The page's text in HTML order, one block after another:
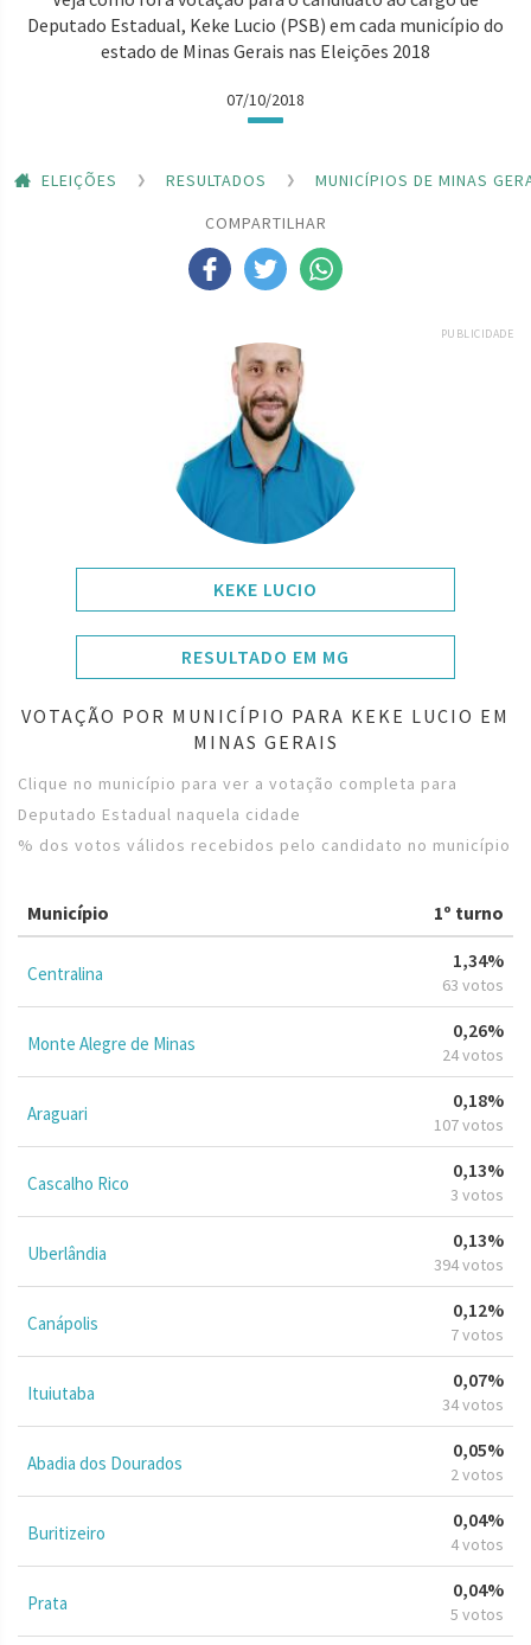
Deputado Estadual, Keke Lucio (PSB) em cada município do
estado de Minas Gerais nas Eleições 2018
07/10/2018
ELEIÇÕES RESULTADOS
MUNICÍPIOS DE MINAS
COMPARTILHAR
PUBLICIDADE
KEKE LUCIO
RESULTADO EM MG
VOTAÇÃO POR MUNICÍPIO PARA KEKE LUCIO EM
MINAS GERAIS
Clique no município para ver a votação completa para
Deputado Estadual naquela cidade
% dos votos válidos recebidos pelo candidato no município
Município 1º turno
Centralina
1,34%
63 votos
Monte Alegre de Minas
0,26%
24 votos
Araguari
0,18%
107 votos
Cascalho Rico
0,13%
3 votos
Uberlândia
0,13%
394 votos
Canápolis
0,12%
7 votos
Ituiutaba
0,07%
34 votos
Abadia dos Dourados
0,05%
2 votos
Buritizeiro
0,04%
4 votos
Prata
0,04%
5 votos